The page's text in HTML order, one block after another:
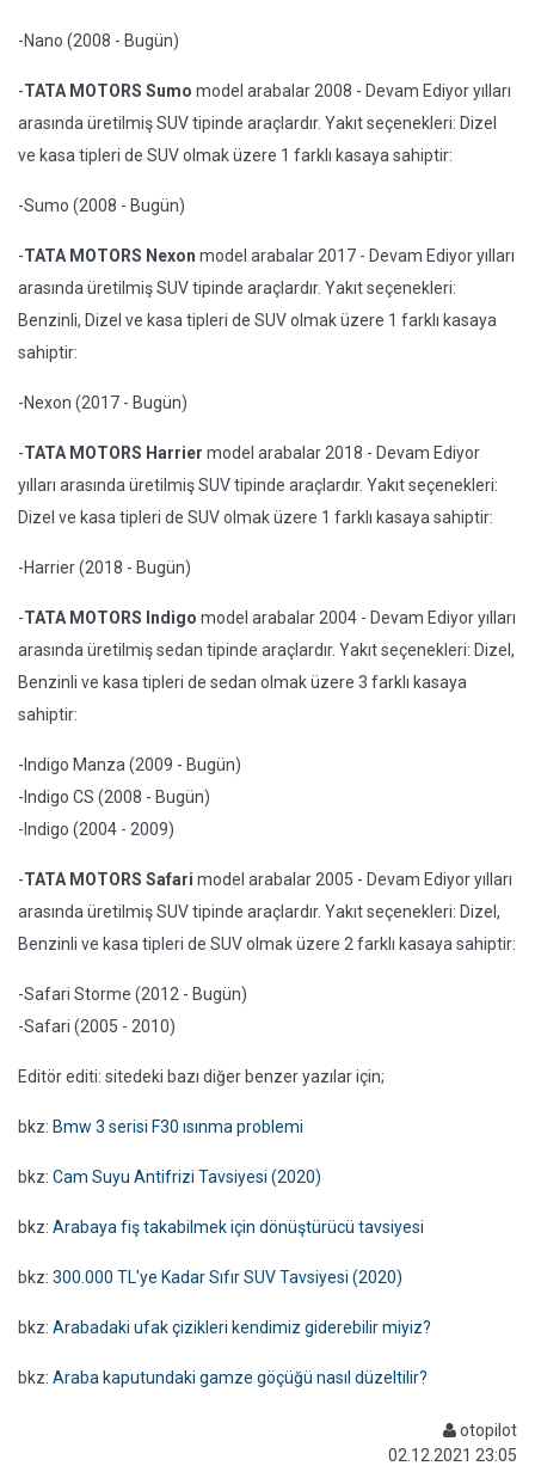
-Nano (2008 - Bugün)
-TATA MOTORS Sumo model arabalar 2008 - Devam Ediyor yılları
arasında üretilmiş SUV tipinde araçlardır. Yakıt seçenekleri: Dizel
ve kasa tipleri de SUV olmak üzere 1 farklı kasaya sahiptir:
-Sumo (2008 - Bugün)
-TATA MOTORS Nexon model arabalar 2017 - Devam Ediyor yılları
arasında üretilmiş SUV tipinde araçlardır. Yakıt seçenekleri:
Benzinli, Dizel ve kasa tipleri de SUV olmak üzere 1 farklı kasaya
sahiptir:
-Nexon (2017 - Bugün)
-TATA MOTORS Harrier model arabalar 2018 - Devam Ediyor
yılları arasında üretilmiş SUV tipinde araçlardır. Yakıt seçenekleri:
Dizel ve kasa tipleri de SUV olmak üzere 1 farklı kasaya sahiptir:
-Harrier (2018 - Bugün)
-TATA MOTORS Indigo model arabalar 2004 - Devam Ediyor yılları
arasında üretilmiş sedan tipinde araçlardır. Yakıt seçenekleri: Dizel,
Benzinli ve kasa tipleri de sedan olmak üzere 3 farklı kasaya
sahiptir:
-Indigo Manza (2009 - Bugün)
-Indigo CS (2008 - Bugün)
-Indigo (2004 - 2009)
-TATA MOTORS Safari model arabalar 2005 - Devam Ediyor yılları
arasında üretilmiş SUV tipinde araçlardır. Yakıt seçenekleri: Dizel,
Benzinli ve kasa tipleri de SUV olmak üzere 2 farklı kasaya sahiptir:
-Safari Storme (2012 - Bugün)
-Safari (2005 - 2010)
Editör editi: sitedeki bazı diğer benzer yazılar için;
bkz: Bmw 3 serisi F30 ısınma problemi
bkz: Cam Suyu Antifrizi Tavsiyesi (2020)
bkz: Arabaya fiş takabilmek için dönüştürücü tavsiyesi
bkz: 300.000 TL'ye Kadar Sıfır SUV Tavsiyesi (2020)
bkz: Arabadaki ufak çizikleri kendimiz giderebilir miyiz?
bkz: Araba kaputundaki gamze göçüğü nasıl düzeltilir?
otopilot
02.12.2021 23:05